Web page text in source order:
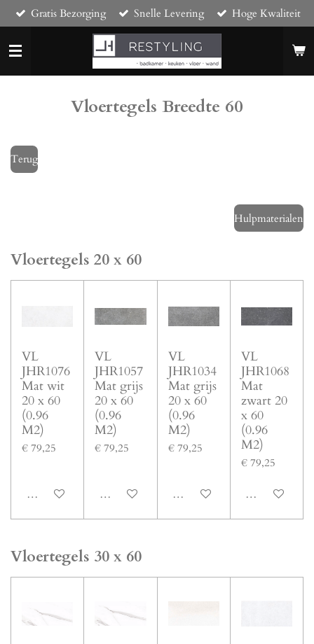
Ga
direct
naar
de
hoofdinhoud
Gratis Bezorging Snelle Levering Hoge Kwaliteit
Vloertegels Breedte 60
Terug
Hulpmaterialen
Vloertegels 20 x 60
VL
JHR1076
Mat wit
20 x 60
(0.96
M2)
€ 79,25
In winkelwagen
VL
JHR1057
Mat grijs
20 x 60
(0.96
M2)
€ 79,25
In winkelwagen
VL
JHR1034
Mat grijs
20 x 60
(0.96
M2)
€ 79,25
In winkelwagen
VL
JHR1068
Mat
zwart 20
x 60
(0.96
M2)
€ 79,25
In
Vloertegels 30 x 60